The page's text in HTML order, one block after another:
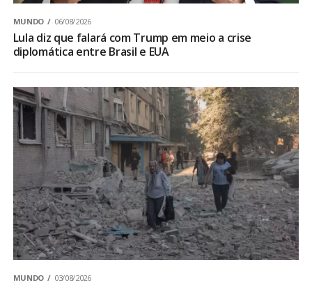
MUNDO 06/08/2026
Lula diz que falará com Trump em meio a crise
diplomática entre Brasil e EUA
MUNDO 03/08/2026